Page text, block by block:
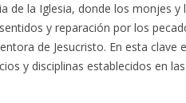
de la Iglesia, donde los monjes
y reparación por los
de Jesucristo. En esta clave
y disciplinas establecidos en